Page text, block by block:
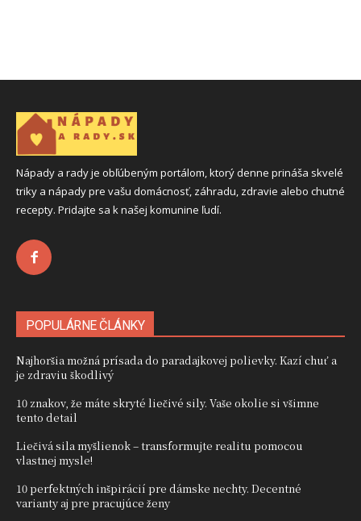
Nápady a rady je obľúbeným portálom, ktorý denne prináša skvelé
triky a nápady pre vašu domácnosť, záhradu, zdravie alebo chutné
recepty. Pridajte sa k našej komunine ľudí.
POPULÁRNE ČLÁNKY
Najhoršia možná prísada do paradajkovej polievky. Kazí chuť a
je zdraviu škodlivý
10 znakov, že máte skryté liečivé sily. Vaše okolie si všimne
tento detail
Liečivá sila myšlienok – transformujte realitu pomocou
vlastnej mysle!
10 perfektných inšpirácií pre dámske nechty. Decentné
varianty aj pre pracujúce ženy